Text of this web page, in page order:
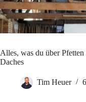
Alles, was du über
Daches
Tim Heuer